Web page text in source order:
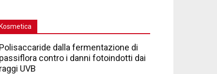
dalla fermentazione di
contro i danni fotoindotti dai
UVB